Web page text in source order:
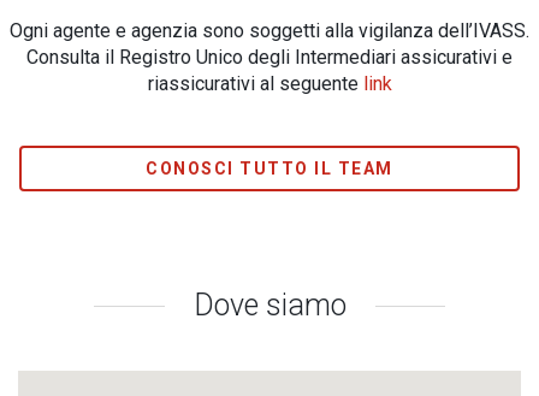
Ogni agente e agenzia sono soggetti alla vigilanza dell’IVASS.
Consulta il Registro Unico degli Intermediari assicurativi e
riassicurativi al seguente link
CONOSCI TUTTO IL TEAM
Dove siamo